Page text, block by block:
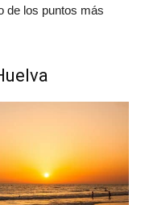
de los puntos más